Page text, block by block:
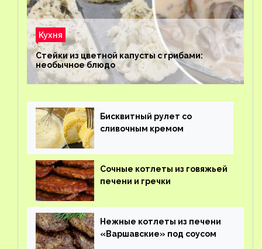
Кухня
Стейки из цветной капусты с грибами:
необычное блюдо
Бисквитный рулет со
сливочным кремом
Сочные котлеты из говяжьей
печени и гречки
Нежные котлеты из печени
«Варшавские» под соусом